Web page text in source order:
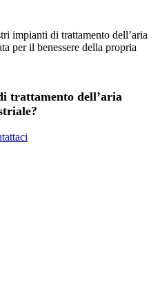
impianti di trattamento dell’aria
per il benessere della propria
trattamento dell’aria